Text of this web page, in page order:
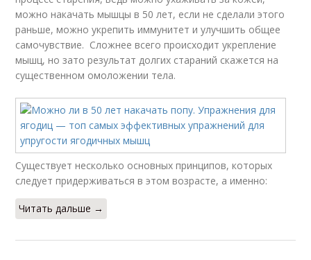
можно накачать мышцы в 50 лет, если не сделали этого
раньше, можно укрепить иммунитет и улучшить общее
самочувствие. Сложнее всего происходит укрепление
мышц, но зато результат долгих стараний скажется на
существенном омоложении тела.
Существует несколько основных принципов, которых
следует придерживаться в этом возрасте, а именно:
Читать дальше →